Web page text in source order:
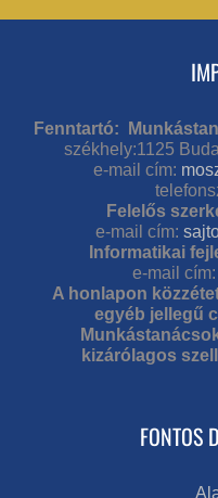
Fenntartó:
székhely:1125
e-mail cím:
Felelős
e-mail cím:
Informatikai
e-mail cím:
A honlapon
egyéb jellegű
kizárólagos
FONTOS